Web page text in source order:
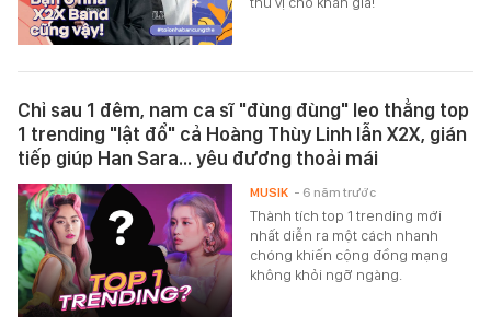
Chỉ sau 1 đêm, nam ca sĩ "đùng đùng" leo thẳng top
1 trending "lật đổ" cả Hoàng Thùy Linh lẫn X2X, gián
tiếp giúp Han Sara... yêu đương thoải mái
Thành tích top 1 trending mới
nhất diễn ra một cách nhanh
chóng khiến cộng đồng mạng
không khỏi ngỡ ngàng.
MUSIK - 6 năm trước